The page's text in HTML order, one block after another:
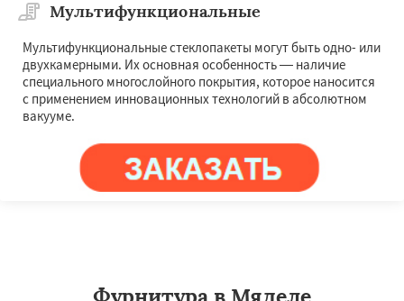
Мультифункциональные
Мультифункциональные стеклопакеты могут быть одно- или
двухкамерными. Их основная особенность — наличие
специального многослойного покрытия, которое наносится
с применением инновационных технологий в абсолютном
вакууме.